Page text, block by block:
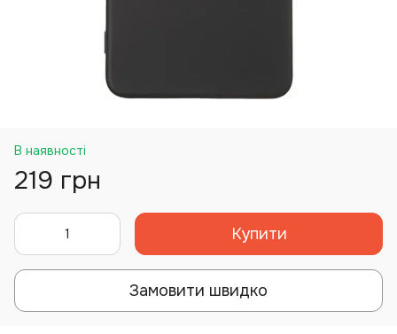
В наявності
219 грн
Купити
Замовити швидко